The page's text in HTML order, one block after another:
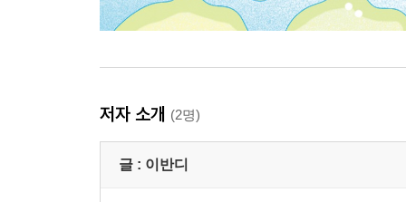
저자 소개 (2명)
글 : 이반디